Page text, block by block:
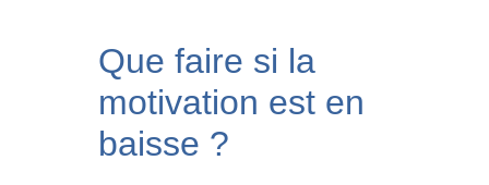
Que faire si la
motivation est en
baisse ?